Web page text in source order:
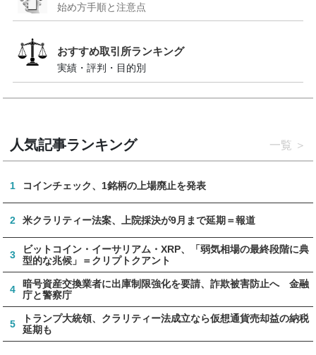
始め方手順と注意点
おすすめ取引所ランキング
実績・評判・目的別
人気記事ランキング 一覧
1 コインチェック、1銘柄の上場廃止を発表
2 米クラリティー法案、上院採決が9月まで延期＝報道
3
ビットコイン・イーサリアム・XRP、「弱気相場の最終段階に典
型的な兆候」＝クリプトクアント
4
暗号資産交換業者に出庫制限強化を要請、詐欺被害防止へ 金融
庁と警察庁
5
トランプ大統領、クラリティー法成立なら仮想通貨売却益の納税
延期も